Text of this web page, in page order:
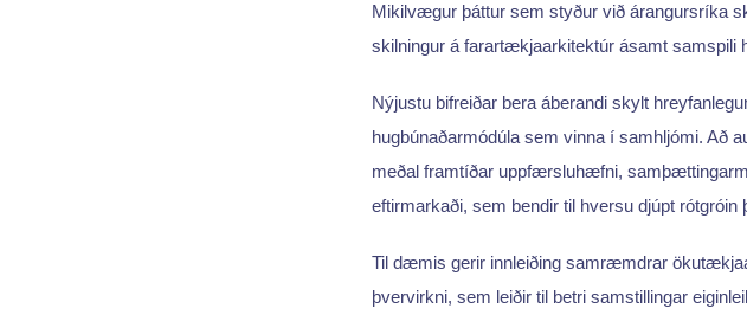
Mikilvægur þáttur sem styður við árangursríka
skilningur á farartækjaarkitektúr ásamt samspili
Nýjustu bifreiðar bera áberandi skylt
hugbúnaðarmódúla sem vinna í samhljómi. Að
meðal framtíðar uppfærsluhæfni,
eftirmarkaði, sem bendir til hversu djúpt rótgróin
Til dæmis gerir innleiðing samræmdrar
þvervirkni, sem leiðir til betri samstillingar